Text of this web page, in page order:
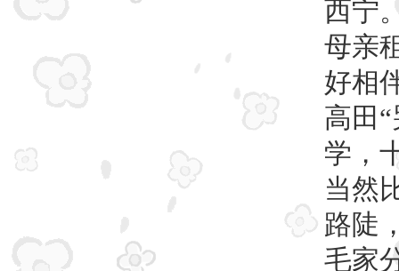
西宁
母亲
好相
高田
学，
当然
路陡
毛家